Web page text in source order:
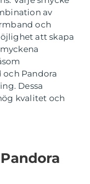
av
och
att skapa
och Pandora
Dessa
kvalitet och